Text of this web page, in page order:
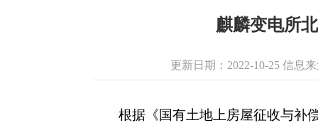
麒麟变电所
更新日期：2022-10-25 信息
根据《国有土地上房屋征收与补